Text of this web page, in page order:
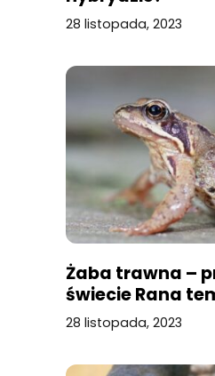
28 listopada, 2023
Żaba trawna –
świecie Rana
28 listopada, 2023